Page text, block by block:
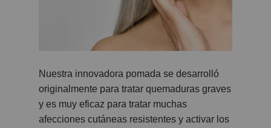
Nuestra innovadora pomada se desarrolló
originalmente para tratar quemaduras graves
y es muy eficaz para tratar muchas
afecciones cutáneas resistentes y activar los